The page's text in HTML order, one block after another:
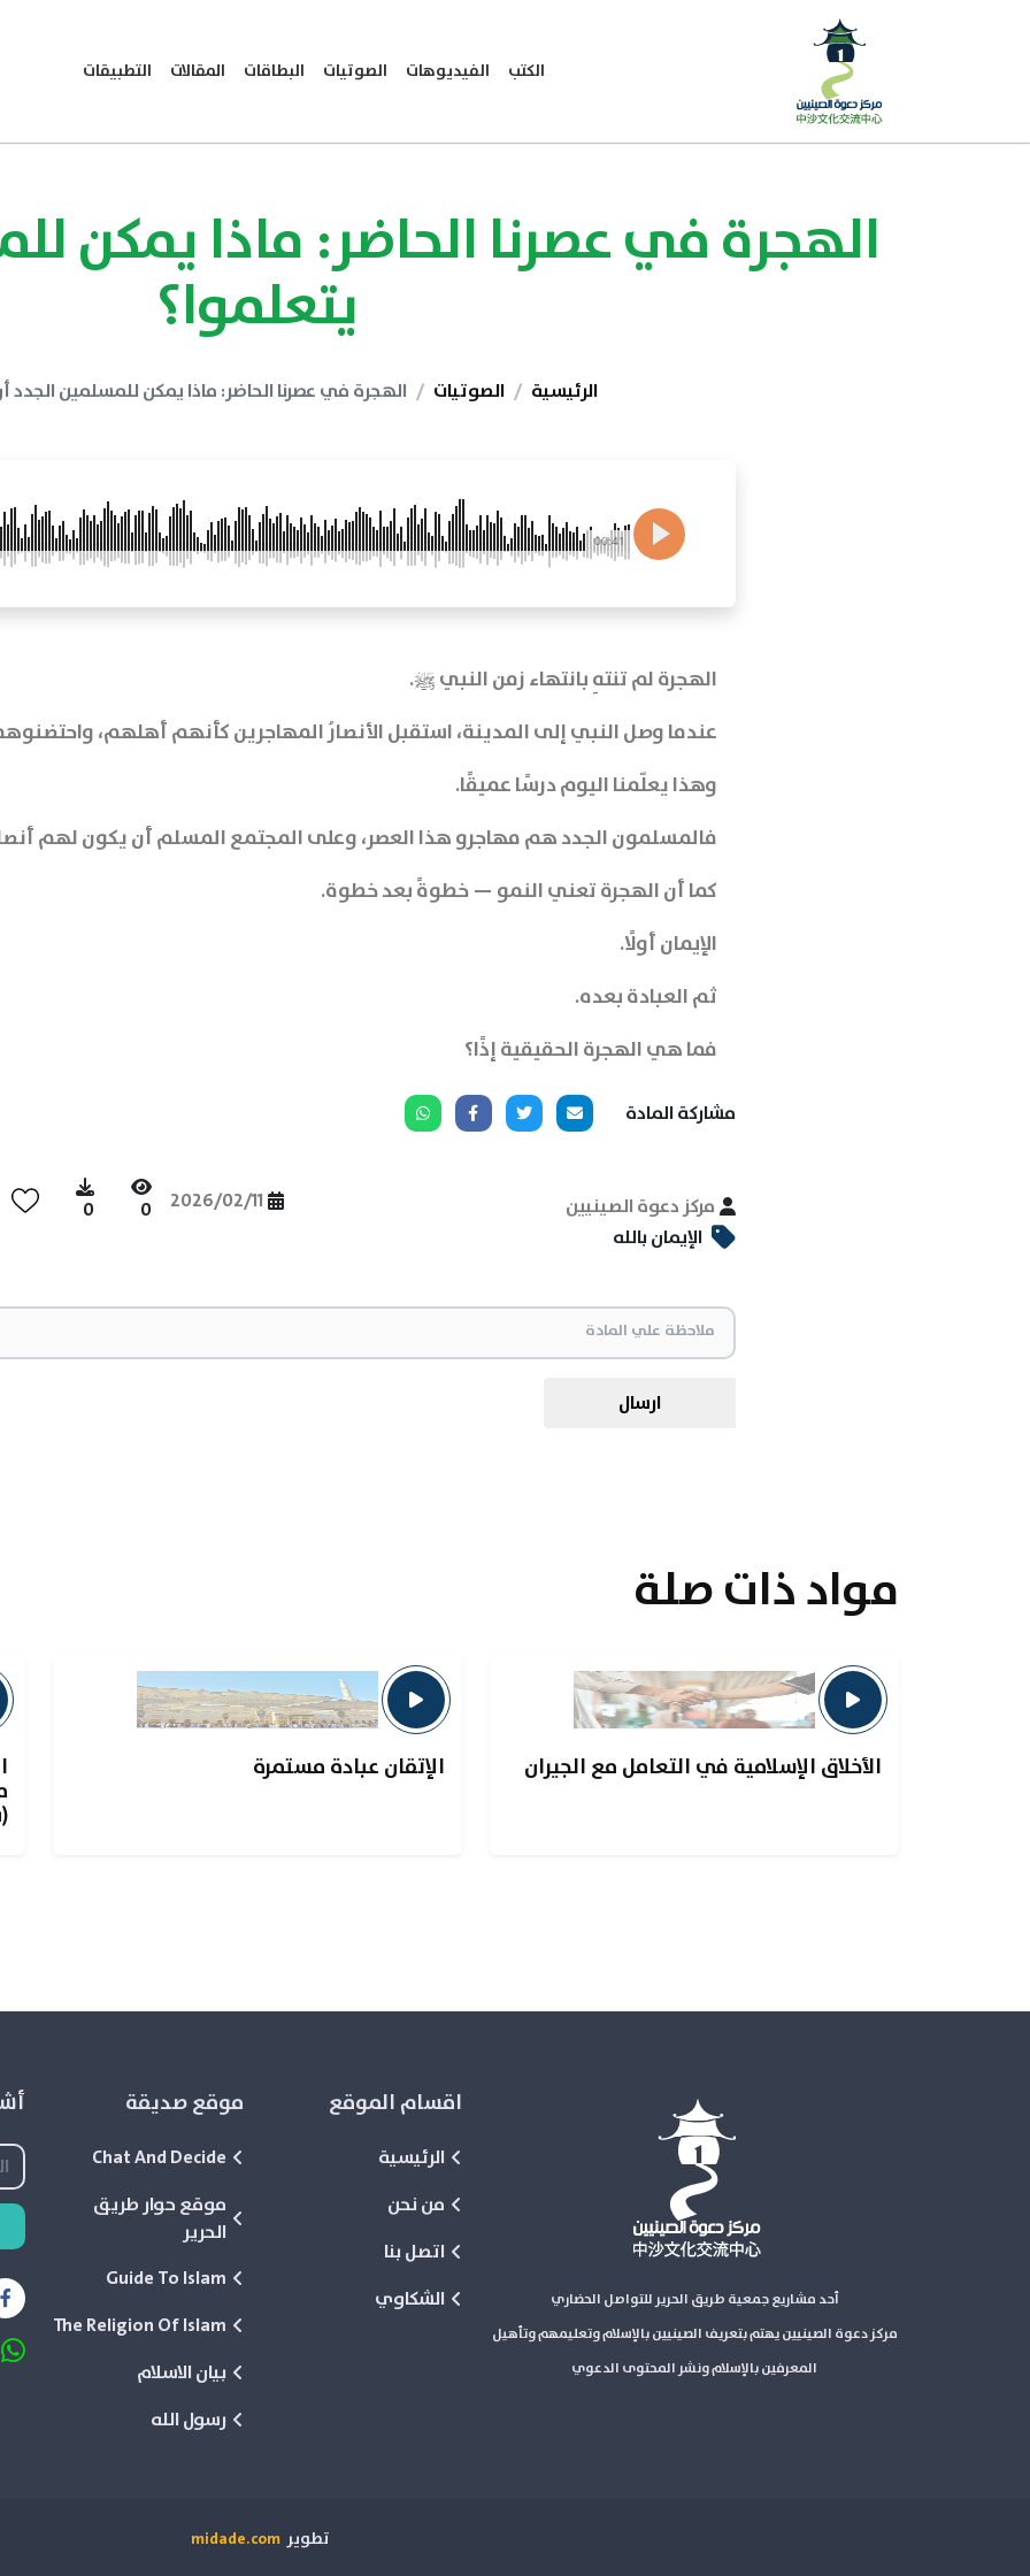
الكتب الفيديوهات الصوتيات البطاقات المقالات التطبيقات
الهجرة في عصرنا الحاضر: ماذا يمكن
يتعلموا؟
الرئيسية الصوتيات الهجرة في عصرنا الحاضر: ماذا يمكن للمسلمين الجدد
00:41
الهجرة لم تنتهِ بانتهاء زمن النبي ﷺ.
عندما وصل النبي إلى المدينة، استقبل الأنصارُ المهاجرين كأنهم أهلهم،
وهذا يعلّمنا اليوم درسًا عميقًا.
فالمسلمون الجدد هم مهاجرو هذا العصر، وعلى المجتمع المسلم أن يكون لهم
كما أن الهجرة تعني النمو — خطوةً بعد خطوة.
الإيمان أولًا.
ثم العبادة بعده.
فما هي الهجرة الحقيقية إذًا؟
مشاركة المادة
مركز دعوة الصينيين 2026/02/11
0
0
الإيمان بالله
ارسال
مواد ذات صلة
الأخلاق الإسلامية في التعامل مع الجيران الإتقان عبادة مستمرة
أحد مشاريع جمعية طريق الحرير للتواصل الحضاري
مركز دعوة الصينيين يهتم بتعريف الصينيين بالإسلام وتعليمهم وتأهيل
المعرفين بالإسلام ونشر المحتوى الدعوي
اقسام الموقع
الرئيسية
من نحن
اتصل بنا
الشكاوي
موقع صديقة
Chat And Decide
موقع حوار طريق
الحرير
Guide To Islam
The Religion Of Islam
بيان الاسلام
رسول الله
تطوير midade.com